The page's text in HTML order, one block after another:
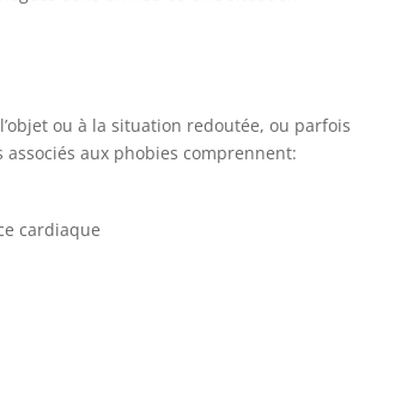
ou à la situation redoutée, ou parfois
aux phobies comprennent:
cardiaque